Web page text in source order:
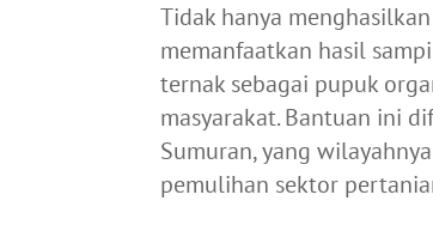
Tidak hanya
memanfaatkan hasil
ternak sebagai pupuk
masyarakat. Bantuan ini
Sumuran, yang
pemulihan sektor